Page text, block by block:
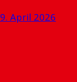
9. April 2026